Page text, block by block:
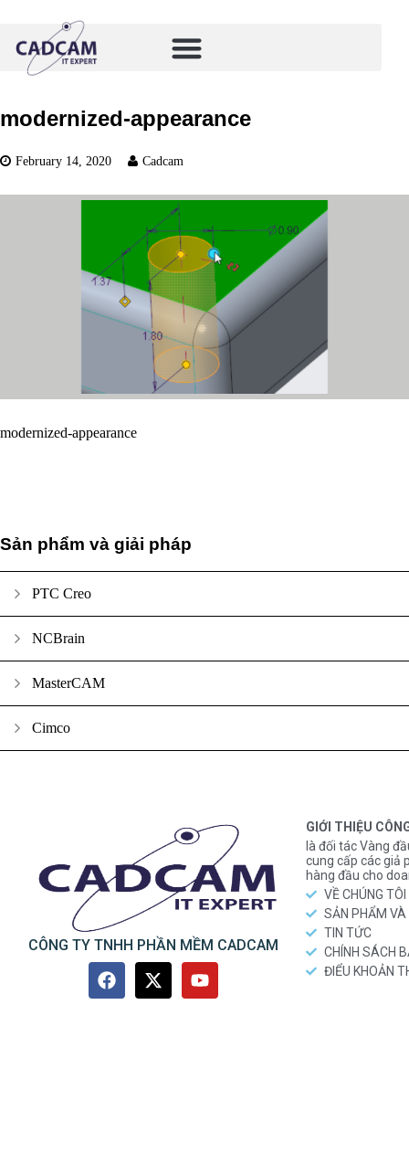
modernized-appearance
February 14, 2020 Cadcam
modernized-appearance
Sản phẩm và giải pháp
PTC Creo
NCBrain
MasterCAM
Cimco
CÔNG TY TNHH PHẦN MỀM CADCAM
GIỚI THIỆU
là đối tác Vàng
cung cấp các giả
hàng đầu cho
VỀ CHÚNG TÔI
SẢN PHẨM VÀ
TIN TỨC
CHÍNH SÁCH
ĐIỂU KHOẢN